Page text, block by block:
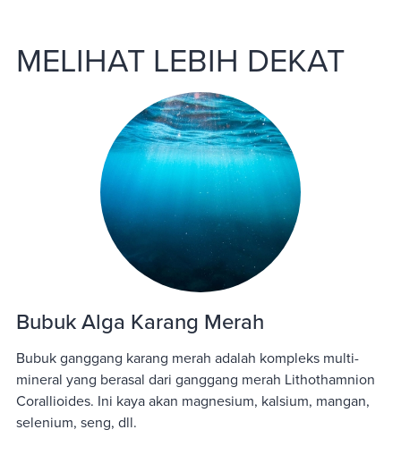
MELIHAT LEBIH DEKAT
Bubuk Alga Karang Merah
Bubuk ganggang karang merah adalah kompleks multi-
mineral yang berasal dari ganggang merah Lithothamnion
Corallioides. Ini kaya akan magnesium, kalsium, mangan,
selenium, seng, dll.